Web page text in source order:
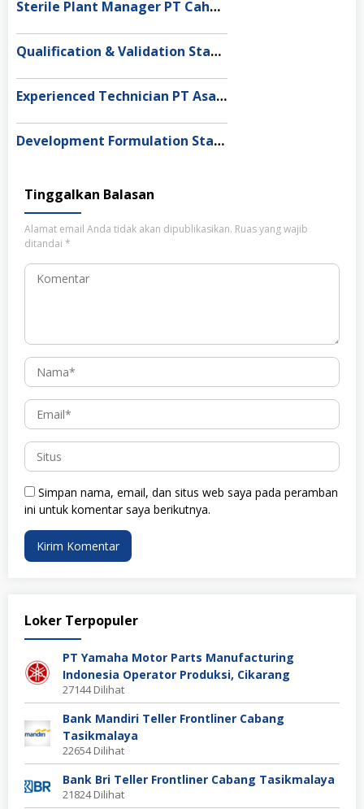
Sterile Plant Manager PT Cahaya Mandiri Farma, Bogor
Qualification & Validation Staff PT Pharos Indonesia, Tangerang
Experienced Technician PT Asahimas Chemical, Serang
Development Formulation Staff PT Rohto Laboratories Indonesia, Bandung Barat
Tinggalkan Balasan
Alamat email Anda tidak akan dipublikasikan. Ruas yang wajib
ditandai *
Simpan nama, email, dan situs web saya pada peramban
ini untuk komentar saya berikutnya.
Loker Terpopuler
PT Yamaha Motor Parts Manufacturing
Indonesia Operator Produksi, Cikarang
27144 Dilihat
Bank Mandiri Teller Frontliner Cabang
Tasikmalaya
22654 Dilihat
Bank Bri Teller Frontliner Cabang Tasikmalaya
21824 Dilihat